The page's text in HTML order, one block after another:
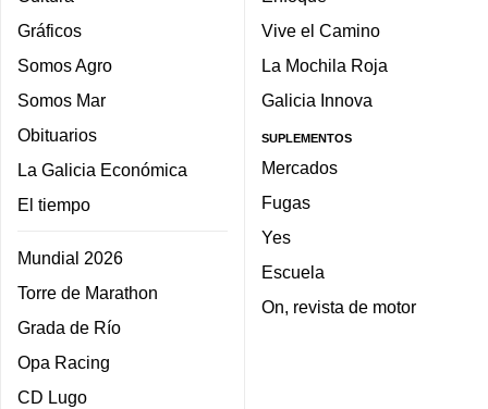
Gráficos
Somos Agro
Somos Mar
Obituarios
La Galicia Económica
El tiempo
Mundial 2026
Torre de Marathon
Grada de Río
Opa Racing
CD Lugo
Vive el Camino
La Mochila Roja
Galicia Innova
SUPLEMENTOS
Mercados
Fugas
Yes
Escuela
On, revista de motor